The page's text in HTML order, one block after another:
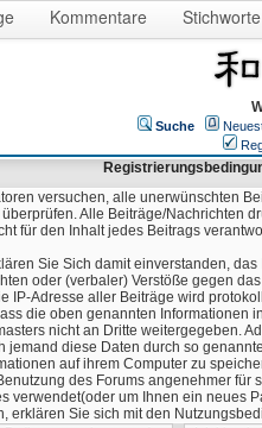
Kommentare Stichworte
Suche
versuchen, alle unerwünschten
Alle Beiträge/Nachrichten
für den Inhalt jedes Beitrags
Sie Sich damit einverstanden,
oder (verbaler) Verstöße gegen
IP-Adresse aller Beiträge wird
die oben genannten Informationen
nicht an Dritte weitergegeben.
jemand diese Daten durch so
auf ihrem Computer zu
des Forums angenehmer
verwendet(oder um Ihnen ein neues
erklären Sie sich mit den